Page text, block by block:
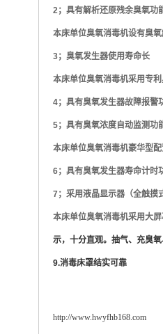
2； 具有解析还原残余臭氧功
本床单位臭氧消毒机设有臭
3； 臭氧发生器使用寿命长
本床单位臭氧消毒机采用专
4； 具有臭氧发生器故障报警
5； 具有臭氧浓度自动监测功
本床单位臭氧消毒机豪华型
6； 具有臭氧发生器寿命计时
7 ； 采用液晶显示器（全触摸
本床单位臭氧消毒机采用大
示，十分直观。抽气、充臭
9.消毒床罩结实可靠
http://www.hwyfhb168.com